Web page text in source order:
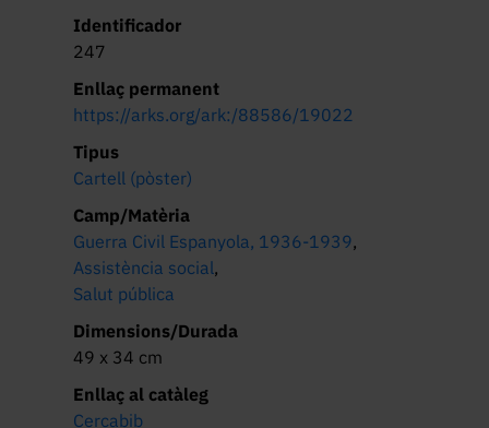
Identificador
247
Enllaç permanent
https://arks.org/ark:/88586/19022
Tipus
Cartell (pòster)
Camp/Matèria
Guerra Civil Espanyola, 1936-1939,
Assistència social,
Salut pública
Dimensions/Durada
49 x 34 cm
Enllaç al catàleg
Cercabib